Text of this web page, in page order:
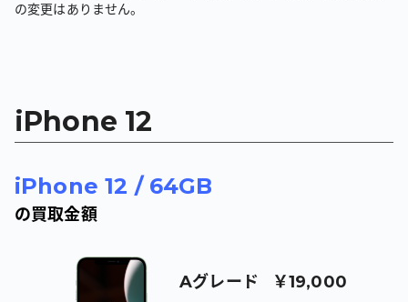
の変更はありません。
iPhone 12
iPhone 12 / 64GB
の買取金額
Aグレード ￥19,000